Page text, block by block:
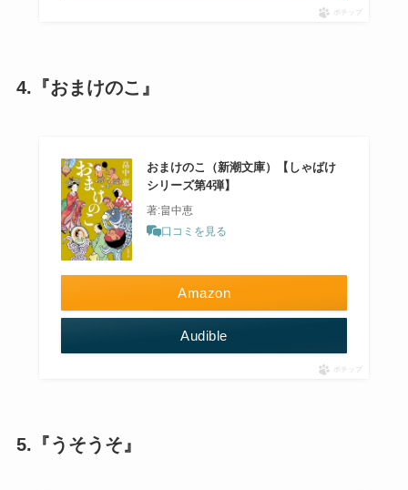
ポチップ
4.『おまけのこ』
おまけのこ（新潮文庫）【しゃばけ
シリーズ第4弾】
著:畠中恵
口コミを見る
Amazon
Audible
ポチップ
5.『うそうそ』